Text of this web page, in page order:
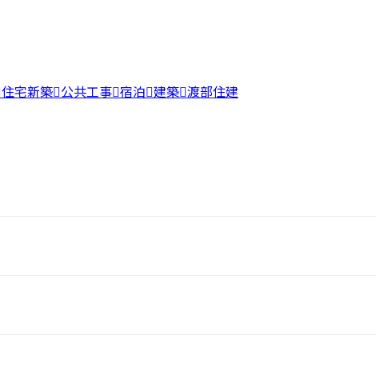
住宅新築 公共工事 宿泊 建築 渡部住建